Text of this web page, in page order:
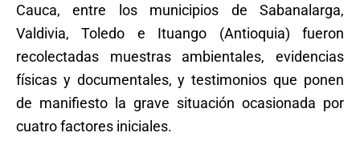
Cauca, entre los municipios de Sabanalarga,
Valdivia, Toledo e Ituango (Antioquia) fueron
recolectadas muestras ambientales, evidencias
físicas y documentales, y testimonios que ponen
de manifiesto la grave situación ocasionada por
cuatro factores iniciales.